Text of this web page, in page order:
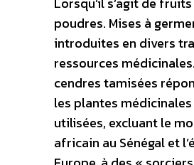
poudres. Mises à
introduites en divers
ressources
cendres tamisées
les plantes
utilisées, excluant le
africain au Sénégal et